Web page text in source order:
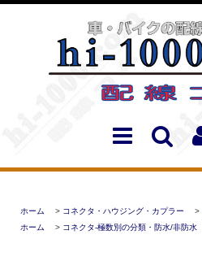
ホーム > コネクタ・ハウジング・カプラー >
ホーム
> コネクタ-極数別の分類・防水/非防水